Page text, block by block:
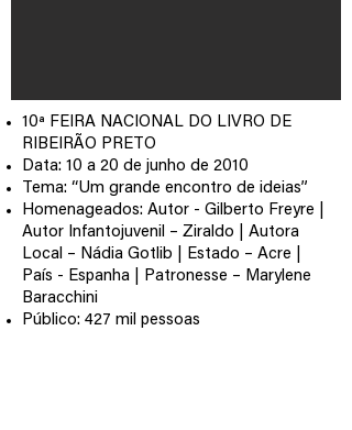
10ª FEIRA NACIONAL DO LIVRO DE
RIBEIRÃO PRETO
Data: 10 a 20 de junho de 2010
Tema: “Um grande encontro de ideias”
Homenageados: Autor - Gilberto Freyre |
Autor Infantojuvenil – Ziraldo | Autora
Local – Nádia Gotlib | Estado – Acre |
País - Espanha | Patronesse – Marylene
Baracchini
Público: 427 mil pessoas